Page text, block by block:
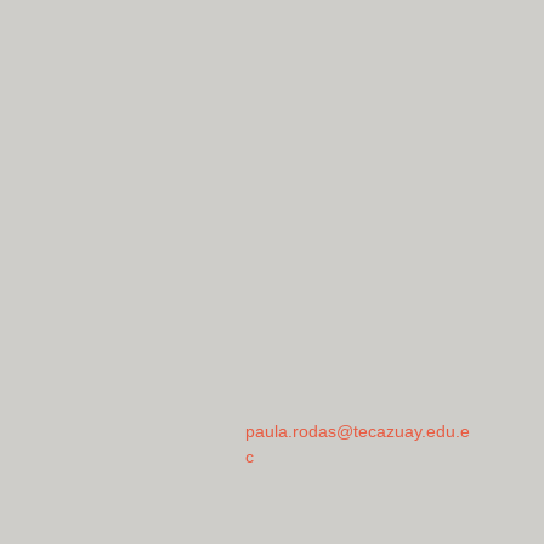
paula.rodas@tecazuay.edu.e
c